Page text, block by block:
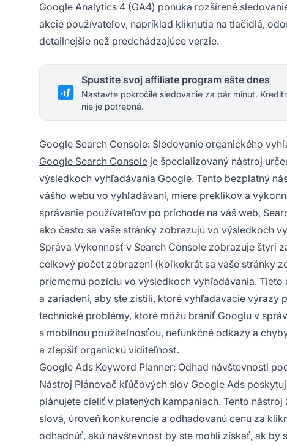
Google Analytics 4 (GA4) ponúka rozšírené
akcie používateľov, napríklad kliknutia na tlačidlá,
detailnejšie než predchádzajúce verzie.
Spustite svoj affiliate program ešte dnes
Nastavte pokročilé sledovanie za pár minút.
nie je potrebná.
Google Search Console: Sledovanie organického
Google Search Console je špecializovaný nástroj
výsledkoch vyhľadávania Google. Tento bezplatný
vášho webu vo vyhľadávaní, miere preklikov a
správanie používateľov po príchode na váš web,
ako často sa vaše stránky zobrazujú vo výsledkoch
Správa Výkonnosť v Search Console zobrazuje štyri
celkový počet zobrazení (koľkokrát sa vaše stránky
priemernú pozíciu vo výsledkoch vyhľadávania.
a zariadení, aby ste zistili, ktoré vyhľadávacie výrazy
technické problémy, ktoré môžu brániť Googlu v
s mobilnou použiteľnosťou, nefunkčné odkazy a
a zlepšiť organickú viditeľnosť.
Google Ads Keyword Planner: Odhad návštevnosti
Nástroj Plánovač kľúčových slov Google Ads
plánujete cieliť v platených kampaniach. Tento
slová, úroveň konkurencie a odhadovanú cenu za
odhadnúť, akú návštevnosť by ste mohli získať, ak